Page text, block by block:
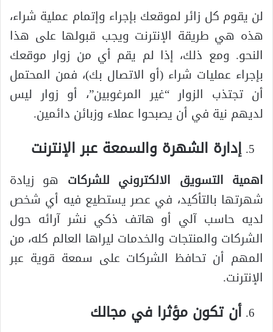
لن يقوم كل زائر لموقعك بإجراء وإتمام عملية شراء،
هذه هي طريقة الإنترنت ويجب قبولها على هذا
النحو. ومع ذلك، إذا لم يقم أي من زوار موقعك
بإجراء عمليات شراء (أو الاتصال بك)، فمن المحتمل
أن تجتذب الزوار “غير المرغوبين”، أو زوار ليس
لديهم نية في أن يصبحوا عملاء وزبائن دائمين.
إدارة الشهرة والسمعة عبر الإنترنت
اهمية التسويق الالكتروني للشركات هو زيادة
شهرتها بالتأكيد، في عصر يستطيع فيه أي شخص
لديه حاسب آلي أو هاتف ذكي نشر آرائه حول
الشركات والمنتجات والخدمات ليراها العالم كله، من
المهم أن تحافظ الشركات على سمعة قوية عبر
الإنترنت.
أن تكون مؤثرا في مجالك